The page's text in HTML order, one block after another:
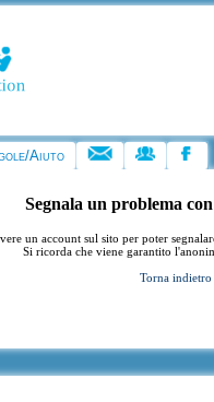
Aiuto
Segnala un problema
un account sul sito per poter
Si ricorda che viene garantito
Torna indietro